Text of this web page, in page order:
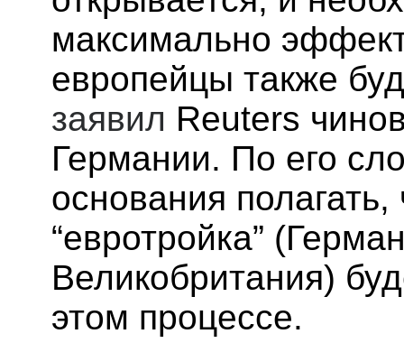
максимально
европейцы также
заявил Reuters
‌Германии. По его
основания
“евротройка”
Великобритания)
этом процессе.